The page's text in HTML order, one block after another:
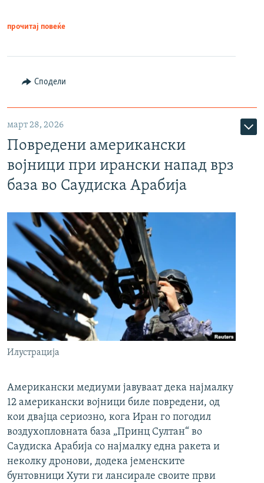
прочитај повеќе
Сподели
март 28, 2026
Повредени американски
војници при ирански напад врз
база во Саудиска Арабија
Илустрација
Американски медиуми јавуваат дека најмалку
12 американски војници биле повредени, од
кои двајца сериозно, кога Иран го погодил
воздухопловната база „Принц Султан“ во
Саудиска Арабија со најмалку една ракета и
неколку дронови, додека јеменските
бунтовници Хути ги лансирале своите први